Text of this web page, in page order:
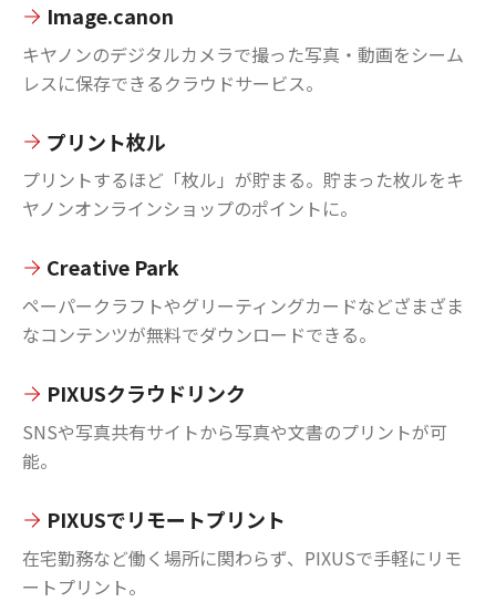
Image.canon
キヤノンのデジタルカメラで撮った写真・動画をシーム
レスに保存できるクラウドサービス。
プリント枚ル
プリントするほど「枚ル」が貯まる。貯まった枚ルをキ
ヤノンオンラインショップのポイントに。
Creative Park
ペーパークラフトやグリーティングカードなどざまざま
なコンテンツが無料でダウンロードできる。
PIXUSクラウドリンク
SNSや写真共有サイトから写真や文書のプリントが可
能。
PIXUSでリモートプリント
在宅勤務など働く場所に関わらず、PIXUSで手軽にリモ
ートプリント。